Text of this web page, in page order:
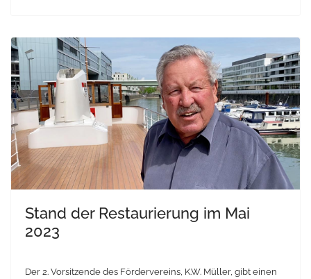
Stand der Restaurierung im Mai
2023
Der 2. Vorsitzende des Fördervereins, K.W. Müller, gibt einen